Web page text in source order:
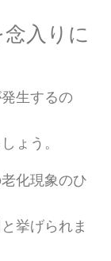
入りに
生するの
ょう。
化現象のひ
挙げられま